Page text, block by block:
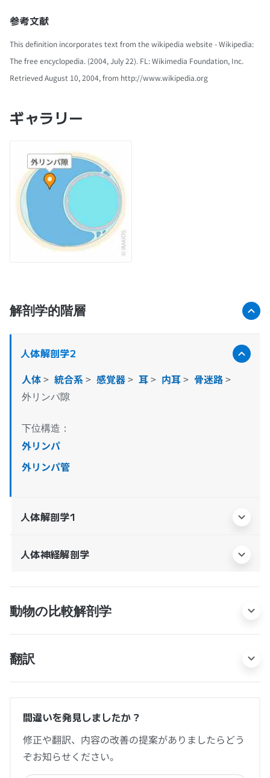
参考文献
This definition incorporates text from the wikipedia website - Wikipedia:
The free encyclopedia. (2004, July 22). FL: Wikimedia Foundation, Inc.
Retrieved August 10, 2004, from http://www.wikipedia.org
ギャラリー
解剖学的階層
人体解剖学2
人体> 統合系> 感覚器> 耳> 内耳> 骨迷路>
外リンパ隙
下位構造：
外リンパ
外リンパ管
人体解剖学1
人体神経解剖学
動物の比較解剖学
翻訳
間違いを発見しましたか？
修正や翻訳、内容の改善の提案がありましたらどう
ぞお知らせください。